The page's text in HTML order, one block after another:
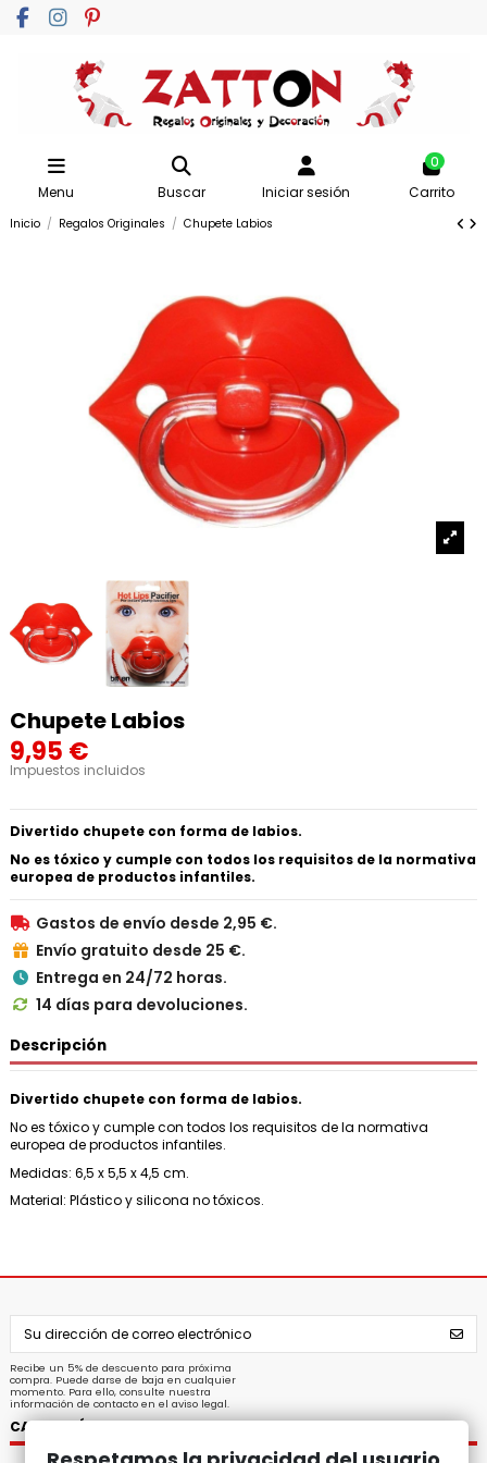
Menu Buscar Iniciar sesión
0
Carrito
Inicio Regalos Originales Chupete Labios
Chupete Labios
9,95 €
Impuestos incluidos
Divertido chupete con forma de labios.
No es tóxico y cumple con todos los requisitos de la normativa
europea de productos infantiles.
 Gastos de envío desde 2,95 €.
 Envío gratuito desde 25 €.
 Entrega en 24/72 horas.
 14 días para devoluciones.
Descripción
Divertido chupete con forma de labios.
No es tóxico y cumple con todos los requisitos de la normativa
europea de productos infantiles.
Medidas: 6,5 x 5,5 x 4,5 cm.
Material: Plástico y silicona no tóxicos.
Recibe un 5% de descuento para próxima
compra. Puede darse de baja en cualquier
momento. Para ello, consulte nuestra
información de contacto en el aviso legal.
CATEGORÍAS